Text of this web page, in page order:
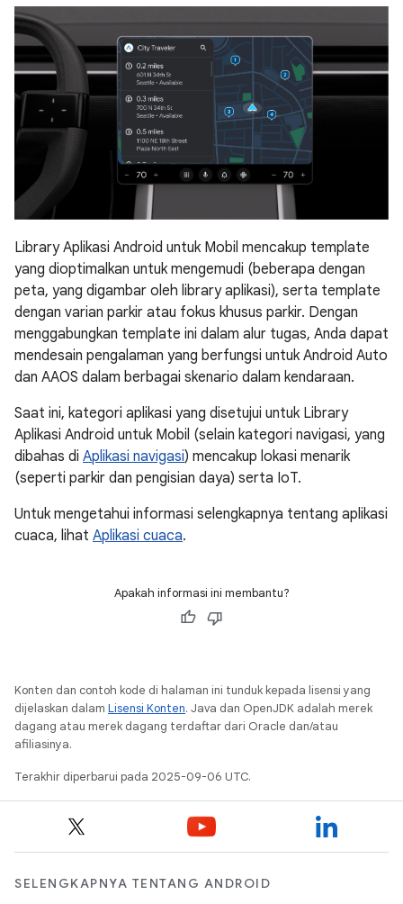
Library Aplikasi Android untuk Mobil mencakup template
yang dioptimalkan untuk mengemudi (beberapa dengan
peta, yang digambar oleh library aplikasi), serta template
dengan varian parkir atau fokus khusus parkir. Dengan
menggabungkan template ini dalam alur tugas, Anda dapat
mendesain pengalaman yang berfungsi untuk Android Auto
dan AAOS dalam berbagai skenario dalam kendaraan.
Saat ini, kategori aplikasi yang disetujui untuk Library
Aplikasi Android untuk Mobil (selain kategori navigasi, yang
dibahas di Aplikasi navigasi) mencakup lokasi menarik
(seperti parkir dan pengisian daya) serta IoT.
Untuk mengetahui informasi selengkapnya tentang aplikasi
cuaca, lihat Aplikasi cuaca.
Apakah informasi ini membantu?
Konten dan contoh kode di halaman ini tunduk kepada lisensi yang
dijelaskan dalam Lisensi Konten. Java dan OpenJDK adalah merek
dagang atau merek dagang terdaftar dari Oracle dan/atau
afiliasinya.
Terakhir diperbarui pada 2025-09-06 UTC.
SELENGKAPNYA TENTANG ANDROID